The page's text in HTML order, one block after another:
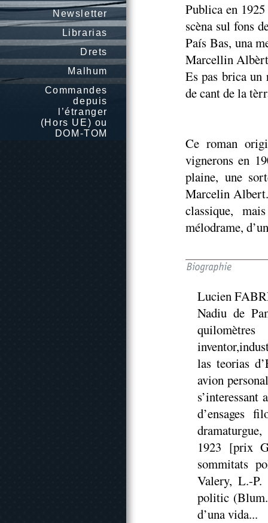
Newsletter
Librarias
Drets
Malhum
Commandes
depuis
l’étranger
(Hors UE) ou
DOM-TOM
Publica en
scèna sul fons
País Bas, una
Marcellin
Es pas brica un
de cant de la
Ce roman
vignerons en
plaine, une
Marcelin
classique,
mélodrame,
Lucien
Nadiu de
las teorias
avion
d’ensages
1923 [prix
sommitats
Valery, L.-
politic
d’una vida...